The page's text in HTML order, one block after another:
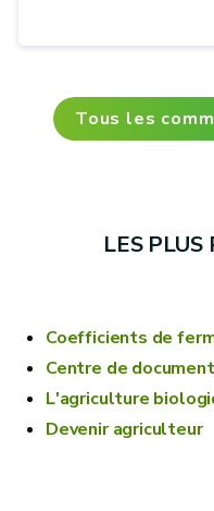
Tous les
LES PLUS
Coefficients de
Centre de
L'agriculture
Devenir agriculteur